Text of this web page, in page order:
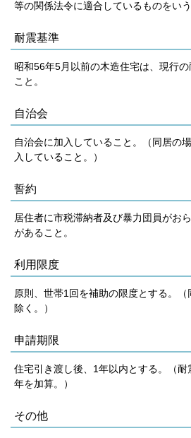
等の関係法令に適合しているものをいう
耐震基準
昭和56年5月以前の木造住宅は、現行
こと。
自治会
自治会に加入していること。（同居の
入していること。）
誓約
居住者に市税滞納者及び暴力団員がお
があること。
利用限度
原則、世帯1回を補助の限度とする。
除く。）
申請期限
住宅引き渡し後、1年以内とする。（耐
年を加算。）
その他